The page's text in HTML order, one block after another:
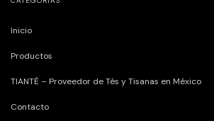
Inicio
Productos
TIANTÉ – Proveedor de Tés y Tisanas en México
Contacto